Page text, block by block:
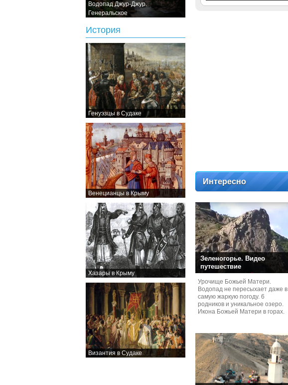
Водопад Джур-Джур.
Генеральское
История
Генуэзцы в Судаке
Венецианцы в Крыму
Хазары в Крыму
Византия в Судаке
Интересно
Зеленогорье. Видео
путешествие
Урочище Божьей Матери.
Водопад не пересыхает даже в
самую жаркую погоду. 6
родников и уникальное озеро.
Икона Божьей Матери в горах.